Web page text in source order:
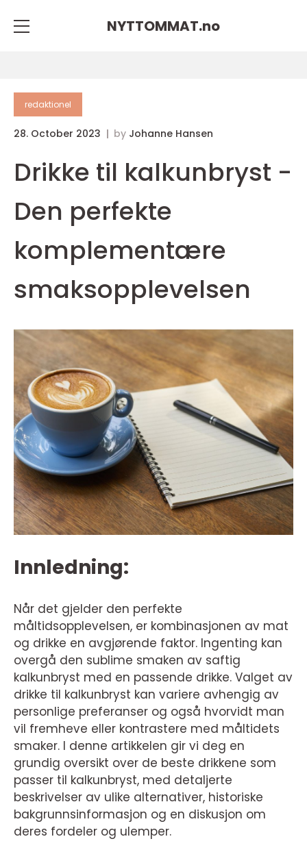
NYTTOMMAT.no
redaktionel
28. October 2023 by Johanne Hansen
Drikke til kalkunbryst -
Den perfekte
komplementære
smaksopplevelsen
Innledning:
Når det gjelder den perfekte
måltidsopplevelsen, er kombinasjonen av mat
og drikke en avgjørende faktor. Ingenting kan
overgå den sublime smaken av saftig
kalkunbryst med en passende drikke. Valget av
drikke til kalkunbryst kan variere avhengig av
personlige preferanser og også hvorvidt man
vil fremheve eller kontrastere med måltidets
smaker. I denne artikkelen gir vi deg en
grundig oversikt over de beste drikkene som
passer til kalkunbryst, med detaljerte
beskrivelser av ulike alternativer, historiske
bakgrunnsinformasjon og en diskusjon om
deres fordeler og ulemper.